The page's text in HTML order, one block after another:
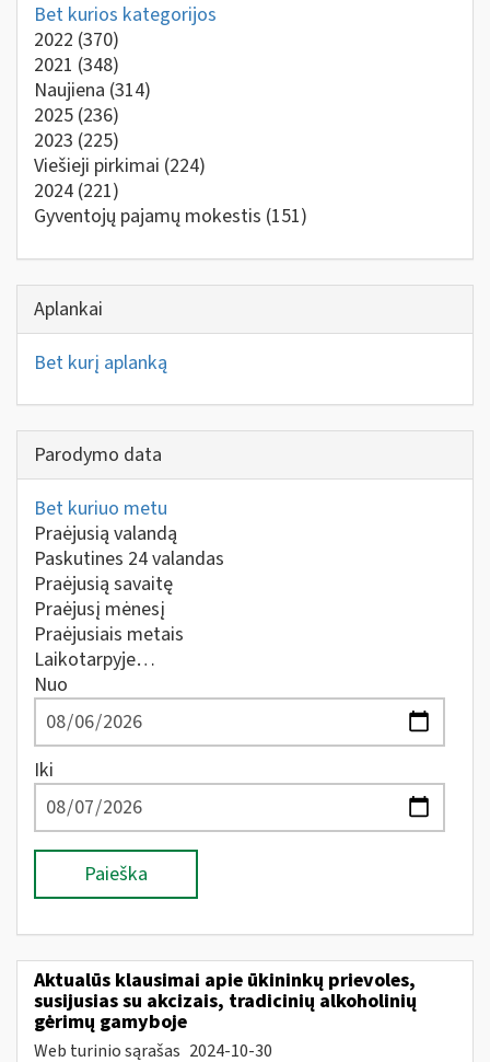
Bet kurios kategorijos
2022 (370)
2021 (348)
Naujiena (314)
2025 (236)
2023 (225)
Viešieji pirkimai (224)
2024 (221)
Gyventojų pajamų mokestis (151)
Aplankai
Bet kurį aplanką
Parodymo data
Bet kuriuo metu
Praėjusią valandą
Paskutines 24 valandas
Praėjusią savaitę
Praėjusį mėnesį
Praėjusiais metais
Laikotarpyje…
Nuo
Iki
Paieška
Aktualūs klausimai apie ūkininkų prievoles,
susijusias su akcizais, tradicinių alkoholinių
gėrimų gamyboje
Web turinio sąrašas 2024-10-30